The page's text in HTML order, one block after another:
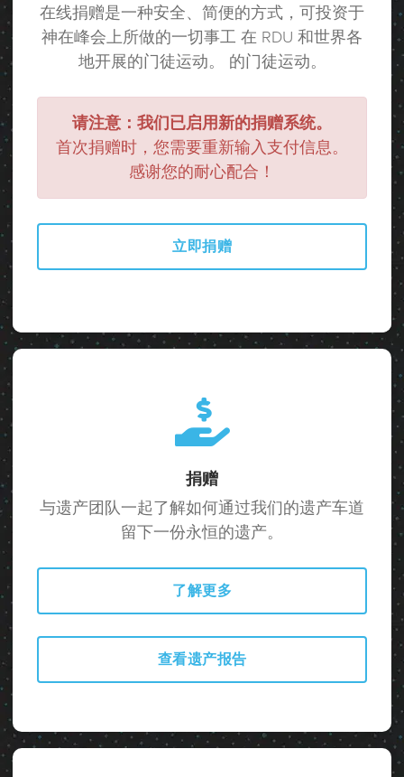
在线捐赠是一种安全、简便的方式，可投资于
神在峰会上所做的一切事工 在 RDU 和世界各
地开展的门徒运动。 的门徒运动。
请注意：我们已启用新的捐赠系统。
首次捐赠时，您需要重新输入支付信息。
感谢您的耐心配合！
立即捐赠
捐赠
与遗产团队一起了解如何通过我们的遗产车道
留下一份永恒的遗产。
了解更多
查看遗产报告